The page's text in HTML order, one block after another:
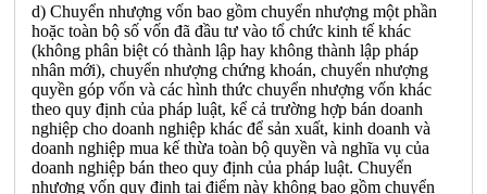
d) Chuyển nhượng vốn bao gồm chuyển nhượng một phần
hoặc toàn bộ số vốn đã đầu tư vào tổ chức kinh tế khác
(không phân biệt có thành lập hay không thành lập pháp
nhân mới), chuyển nhượng chứng khoán, chuyển nhượng
quyền góp vốn và các hình thức chuyển nhượng vốn khác
theo quy định của pháp luật, kể cả trường hợp bán doanh
nghiệp cho doanh nghiệp khác để sản xuất, kinh doanh và
doanh nghiệp mua kế thừa toàn bộ quyền và nghĩa vụ của
doanh nghiệp bán theo quy định của pháp luật. Chuyển
nhượng vốn quy định tại điểm này không bao gồm chuyển